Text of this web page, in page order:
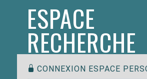
ESPACE
RECHERCHE
CONNEXION ESPACE